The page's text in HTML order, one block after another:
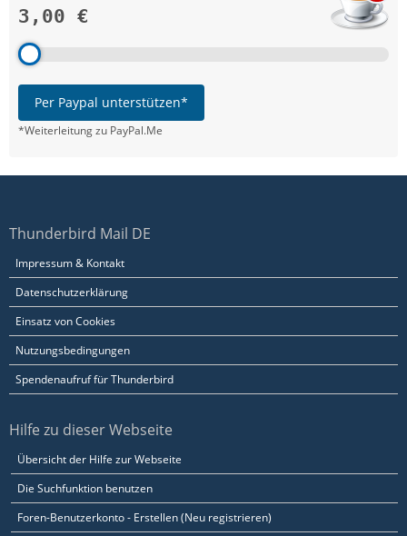
3,00 €
Per Paypal unterstützen*
*Weiterleitung zu PayPal.Me
Thunderbird Mail DE
Impressum & Kontakt
Datenschutzerklärung
Einsatz von Cookies
Nutzungsbedingungen
Spendenaufruf für Thunderbird
Hilfe zu dieser Webseite
Übersicht der Hilfe zur Webseite
Die Suchfunktion benutzen
Foren-Benutzerkonto - Erstellen (Neu registrieren)